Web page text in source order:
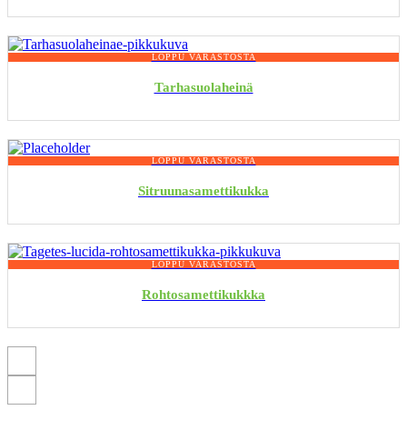
LOPPU VARASTOSTA
Tarhasuolaheinä
LOPPU VARASTOSTA
Sitruunasamettikukka
LOPPU VARASTOSTA
Rohtosamettikukkka